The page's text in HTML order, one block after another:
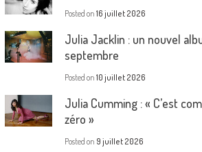
Posted on 16 juillet 2026
Julia Jacklin : un nouvel
septembre
Posted on 10 juillet 2026
Julia Cumming : « C’est
zéro »
Posted on 9 juillet 2026